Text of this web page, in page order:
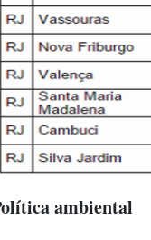
ambiental